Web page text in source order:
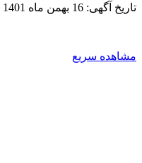
تاریخ آگهی: 16 بهمن ماه 1401
مشاهده سریع